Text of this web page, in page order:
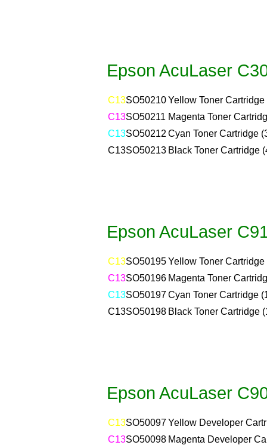
Epson AcuLaser
C13SO50210Yellow Toner
C13SO50211 Magenta Toner
C13SO50212 Cyan Toner Cartridge
C13SO50213 Black Toner Cartridge
Epson AcuLaser
C13SO50195Yellow Toner
C13SO50196 Magenta Toner
C13SO50197Cyan Toner Cartridge
C13SO50198 Black Toner Cartridge
Epson AcuLaser
C13SO50097Yellow Developer
C13SO50098 Magenta Developer